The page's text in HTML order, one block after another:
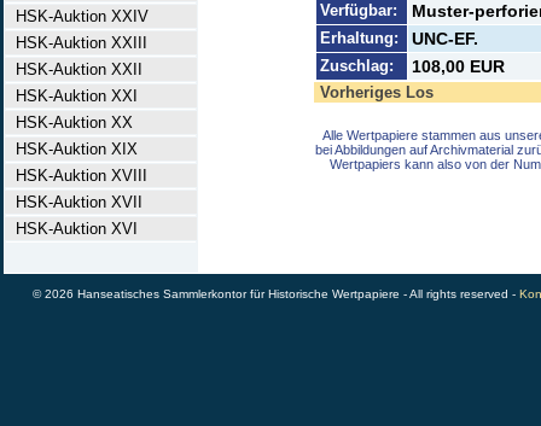
HSK-Auktion XXIV
HSK-Auktion XXIII
HSK-Auktion XXII
HSK-Auktion XXI
HSK-Auktion XX
HSK-Auktion XIX
HSK-Auktion XVIII
HSK-Auktion XVII
HSK-Auktion XVI
Verfügbar: Muster-
Erhaltung: UNC-EF.
Zuschlag: 108,00 EUR
Vorheriges Los
Alle Wertpapiere stammen aus
bei Abbildungen auf Archivmaterial
Wertpapiers kann also von der
© 2026 Hanseatisches Sammlerkontor für Historische Wertpapiere - All rights reserved -